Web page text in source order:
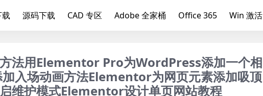
载 源码下载 CAD 专区 Adobe 全家桶 Office 365 Win 激活
法用Elementor Pro为WordPress添加一个相
入场动画方法Elementor为网页元素添加吸顶
维护模式Elementor设计单页网站教程